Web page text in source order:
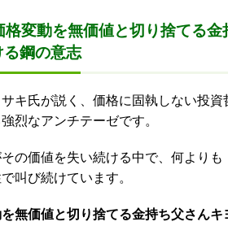
格変動を無価値と切り捨てる
鋼の意志
キ氏が説く、価格に固執しない投
烈なアンチテーゼです。
の価値を失い続ける中で、何より
叫び続けています。
無価値と切り捨てる金持ち父さん